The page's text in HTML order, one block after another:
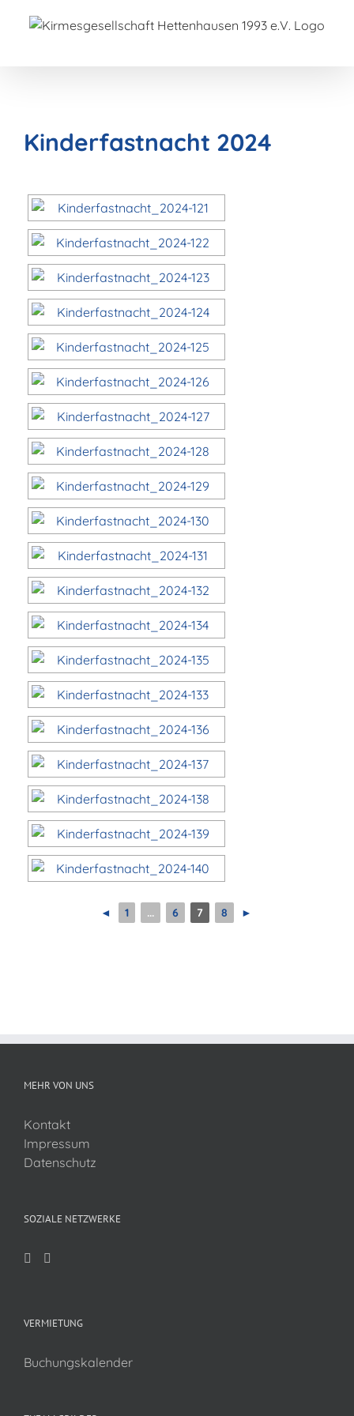
Inhalt
Kinderfastnacht 2024
◄ 1 ... 6 7 8 ►
MEHR VON UNS
Kontakt
Impressum
Datenschutz
SOZIALE NETZWERKE
VERMIETUNG
Buchungskalender